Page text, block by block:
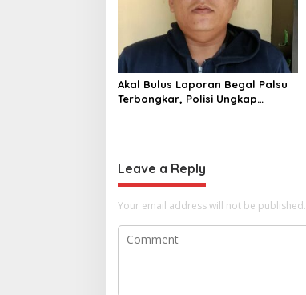
Akal Bulus Laporan Begal Palsu
Terbongkar, Polisi Ungkap
Leave a Reply
Your email address will not be published.